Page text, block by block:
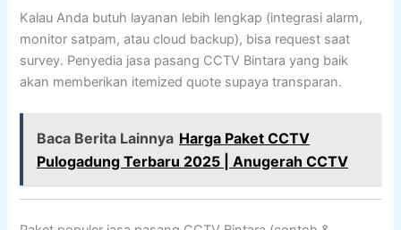
Kalau Anda butuh layanan lebih lengkap (integrasi alarm,
monitor satpam, atau cloud backup), bisa request saat
survey. Penyedia jasa pasang CCTV Bintara yang baik
akan memberikan itemized quote supaya transparan.
Baca Berita Lainnya Harga Paket CCTV
Pulogadung Terbaru 2025 | Anugerah CCTV